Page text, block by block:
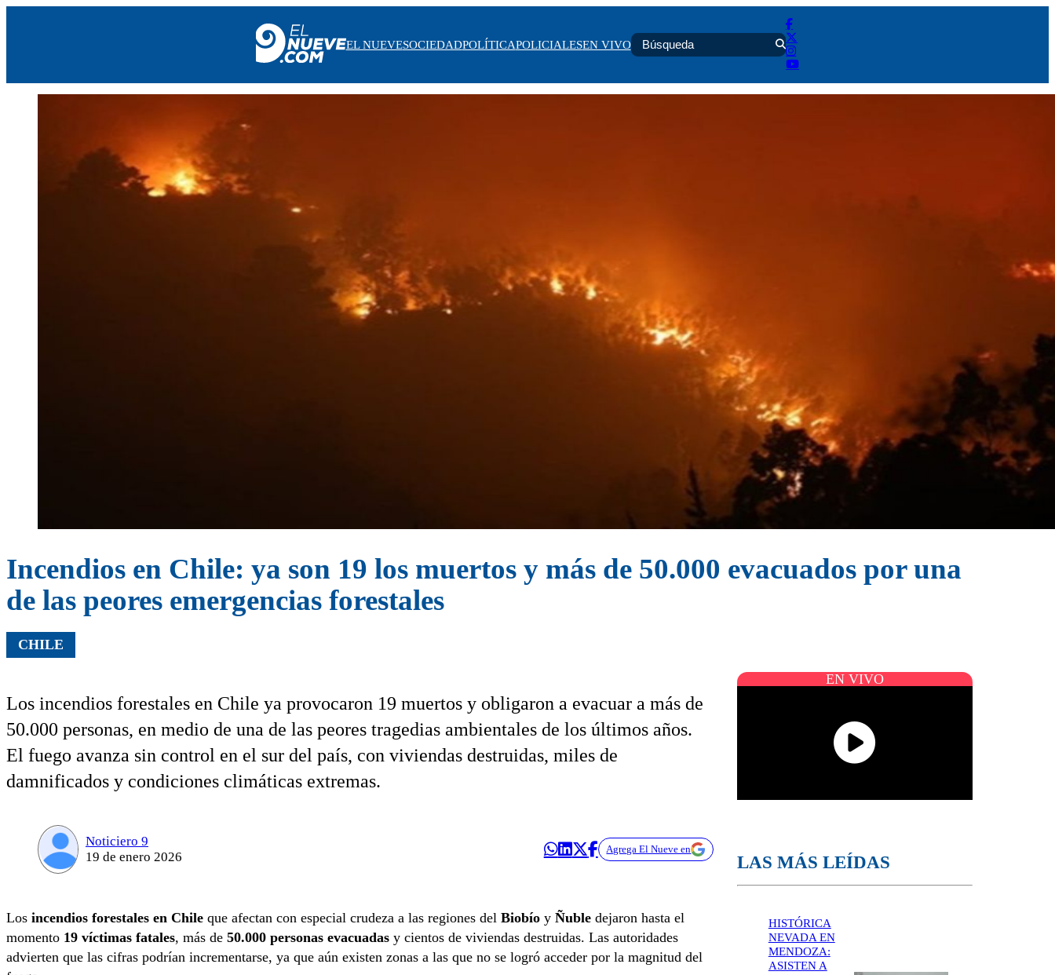
EL NUEVESOCIEDADPOLÍTICAPOLICIALESEN VIVO
Incendios en Chile: ya son 19 los muertos y más de 50.000 evacuados por una
de las peores emergencias forestales
CHILE
Los incendios forestales en Chile ya provocaron 19 muertos y obligaron a evacuar a más de
50.000 personas, en medio de una de las peores tragedias ambientales de los últimos años.
El fuego avanza sin control en el sur del país, con viviendas destruidas, miles de
damnificados y condiciones climáticas extremas.
Noticiero 9
19 de enero 2026
Agrega El Nueve en
Los incendios forestales en Chile que afectan con especial crudeza a las regiones del Biobío y Ñuble dejaron hasta el
momento 19 víctimas fatales, más de 50.000 personas evacuadas y cientos de viviendas destruidas. Las autoridades
advierten que las cifras podrían incrementarse, ya que aún existen zonas a las que no se logró acceder por la magnitud del
EN VIVO
LAS MÁS LEÍDAS
HISTÓRICA
NEVADA EN
MENDOZA:
ASISTEN A